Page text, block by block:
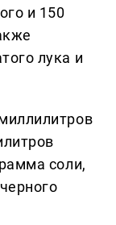
и 150
лука и
соли,